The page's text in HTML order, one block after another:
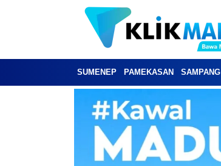
SUMENEP PAMEKASAN SAMPANG